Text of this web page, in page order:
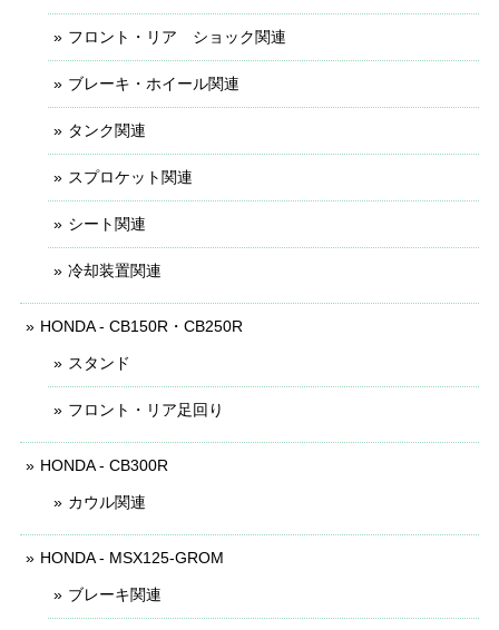
フロント・リア ショック関連
ブレーキ・ホイール関連
タンク関連
スプロケット関連
シート関連
冷却装置関連
HONDA - CB150R・CB250R
スタンド
フロント・リア足回り
HONDA - CB300R
カウル関連
HONDA - MSX125-GROM
ブレーキ関連